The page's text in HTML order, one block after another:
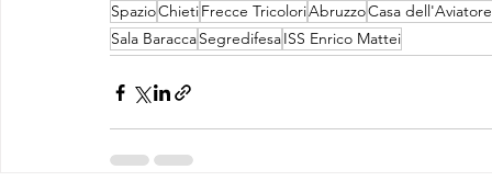
SpazioChietiFrecce TricoloriAbruzzoCasa dell'Aviatore
Sala BaraccaSegredifesaISS Enrico Mattei